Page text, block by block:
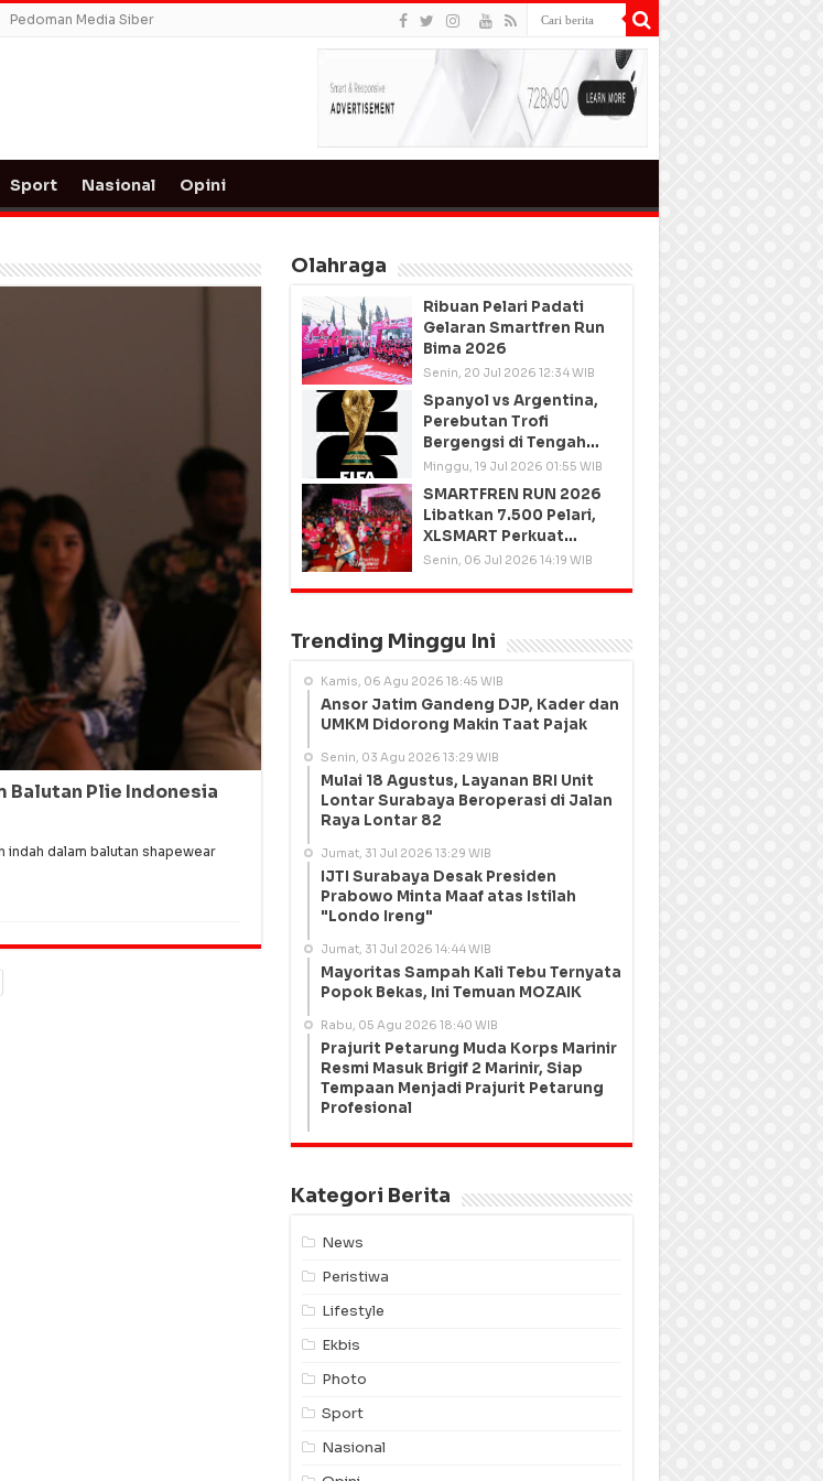
Pedoman Media Siber
Sport Nasional Opini
Balutan Plie Indonesia
indah dalam balutan shapewear
Olahraga
Ribuan Pelari Padati
Gelaran Smartfren Run
Bima 2026
Senin, 20 Jul 2026 12:34 WIB
Spanyol vs Argentina,
Perebutan Trofi
Bergengsi di Tengah
Semangat Persatuan
Minggu, 19 Jul 2026 01:55 WIB
SMARTFREN RUN 2026
Libatkan 7.500 Pelari,
XLSMART Perkuat
Kedekatan dengan
Senin, 06 Jul 2026 14:19 WIB
Trending Minggu Ini
Kamis, 06 Agu 2026 18:45 WIB
Ansor Jatim Gandeng DJP, Kader dan
UMKM Didorong Makin Taat Pajak
Senin, 03 Agu 2026 13:29 WIB
Mulai 18 Agustus, Layanan BRI Unit
Lontar Surabaya Beroperasi di Jalan
Raya Lontar 82
Jumat, 31 Jul 2026 13:29 WIB
IJTI Surabaya Desak Presiden
Prabowo Minta Maaf atas Istilah
"Londo Ireng"
Jumat, 31 Jul 2026 14:44 WIB
Mayoritas Sampah Kali Tebu Ternyata
Popok Bekas, Ini Temuan MOZAIK
Rabu, 05 Agu 2026 18:40 WIB
Prajurit Petarung Muda Korps Marinir
Resmi Masuk Brigif 2 Marinir, Siap
Tempaan Menjadi Prajurit Petarung
Profesional
Kategori Berita
News
Peristiwa
Lifestyle
Ekbis
Photo
Sport
Nasional